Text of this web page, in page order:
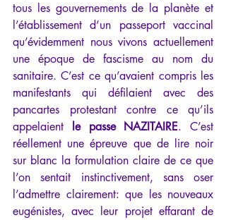
tous les gouvernements de la planète et
l’établissement d’un passeport vaccinal
qu’évidemment nous vivons actuellement
une époque de fascisme au nom du
sanitaire. C’est ce qu’avaient compris les
manifestants qui défilaient avec des
pancartes protestant contre ce qu’ils
appelaient le passe NAZITAIRE. C’est
réellement une épreuve que de lire noir
sur blanc la formulation claire de ce que
l’on sentait instinctivement, sans oser
l’admettre clairement: que les nouveaux
eugénistes, avec leur projet effarant de